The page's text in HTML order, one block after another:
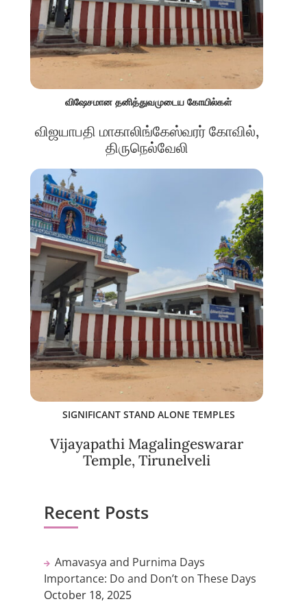
விஷேசமான தனித்துவமுடைய கோயில்கள்
விஜயாபதி மாகாலிங்கேஸ்வரர் கோவில்,
திருநெல்வேலி
SIGNIFICANT STAND ALONE TEMPLES
Vijayapathi Magalingeswarar
Temple, Tirunelveli
Recent Posts
Amavasya and Purnima Days
Importance: Do and Don’t on These Days
October 18, 2025